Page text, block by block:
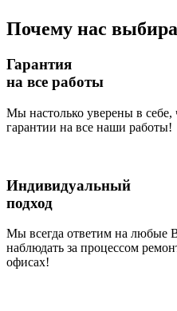
Почему нас
Гарантия
на все работы
Мы настолько уверены в себе,
гарантии на все наши работы!
Индивидуальный
подход
Мы всегда ответим на
наблюдать за процессом
офисах!